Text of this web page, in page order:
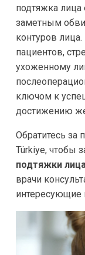
подтяжка
заметным
контуров
пациентов,
ухоженному
ключом к
достижению
Обратитесь за
Türkiye, чтобы
подтяжки
врачи
интересующие